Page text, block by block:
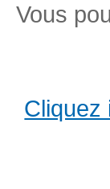
Vous
Cliquez